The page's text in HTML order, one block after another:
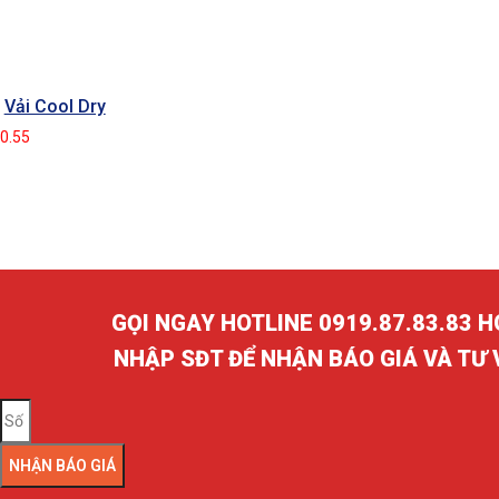
Vải Cool Dry
GỌI NGAY HOTLINE 0919.87.83.83
NHẬP SĐT ĐỂ NHẬN BÁO GIÁ VÀ TƯ
NHẬN BÁO GIÁ